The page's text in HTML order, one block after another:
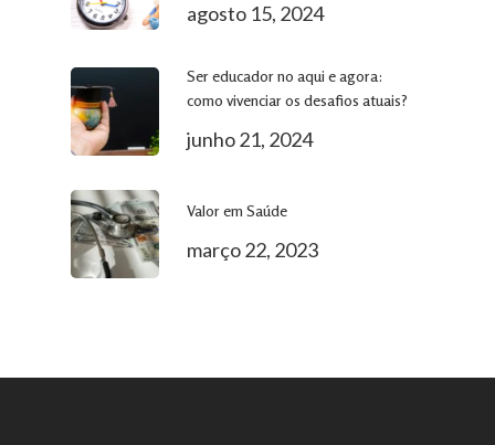
agosto 15, 2024
Ser educador no aqui e agora:
como vivenciar os desafios atuais?
junho 21, 2024
Valor em Saúde
março 22, 2023